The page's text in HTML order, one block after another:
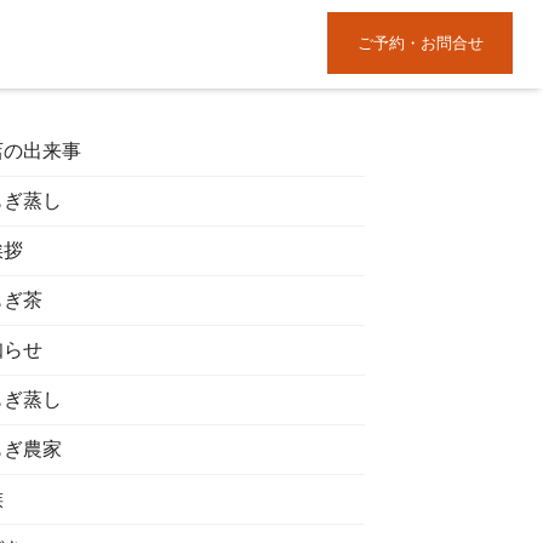
ご予約・お問合せ
の出来事
ぎ蒸し
拶
ぎ茶
らせ
ぎ蒸し
ぎ農家